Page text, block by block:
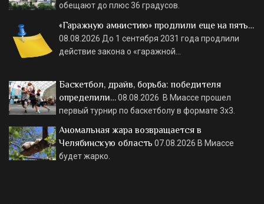
обещают до плюс 36 градусов.
«Гаражную амнистию» продлили еще на пять…
08.08.2026 До 1 сентября 2031 года продлили
действие закона о «гаражной…
Баскетбол, драйв, борьба: победителя
определили…08.08.2026 В Миассе прошел
первый турнир по баскетболу в формате 3х3.
Аномальная жара возвращается в
Челябинскую область 07.08.2026 В Миассе
будет жарко.